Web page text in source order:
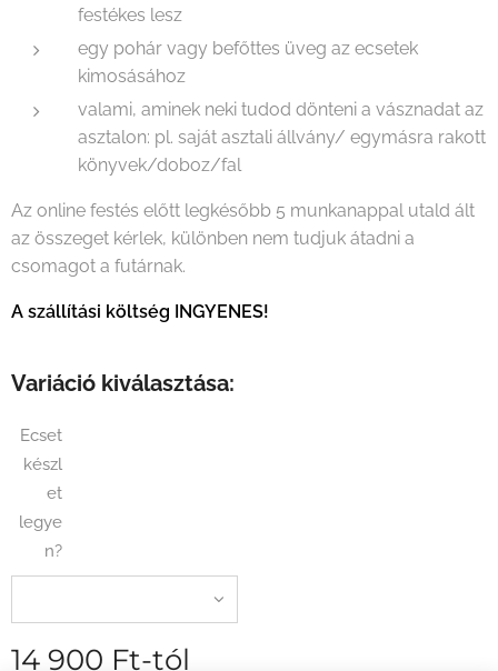
festékes lesz
egy pohár vagy befőttes üveg az ecsetek
kimosásához
valami, aminek neki tudod dönteni a vásznadat az
asztalon: pl. saját asztali állvány/ egymásra rakott
könyvek/doboz/fal
Az online festés előtt legkésőbb 5 munkanappal utald ált
az összeget kérlek, különben nem tudjuk átadni a
csomagot a futárnak.
A szállítási költség INGYENES!
Variáció kiválasztása:
Ecset
készl
et
legye
n?
14 900 Ft-tól